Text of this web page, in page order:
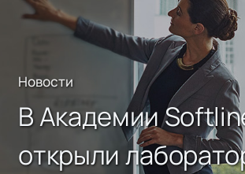
Новости
В Академии
открыли